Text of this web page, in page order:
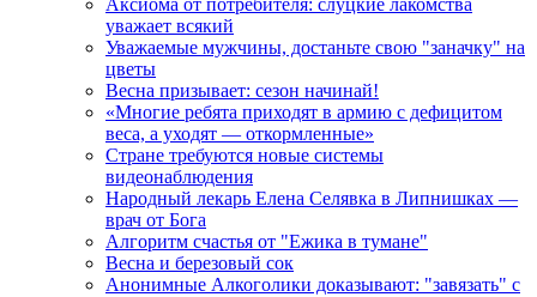
Аксиома от потребителя: слуцкие лакомства
уважает всякий
Уважаемые мужчины, достаньте свою "заначку" на
цветы
Весна призывает: сезон начинай!
«Многие ребята приходят в армию с дефицитом
веса, а уходят — откормленные»
Стране требуются новые системы
видеонаблюдения
Народный лекарь Елена Селявка в Липнишках —
врач от Бога
Алгоритм счастья от "Ежика в тумане"
Весна и березовый сок
Анонимные Алкоголики доказывают: "завязать" с